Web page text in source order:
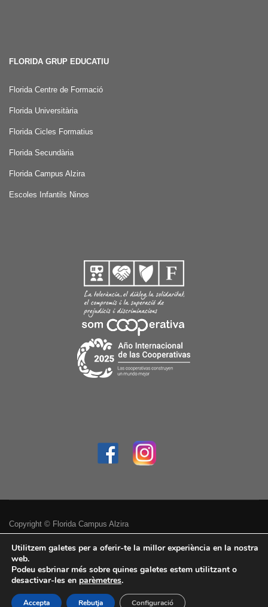
FLORIDA GRUP EDUCATIU
Florida Centre de Formació
Florida Universitària
Florida Cicles Formatius
Florida Secundària
Florida Campus Alzira
Escoles Infantils Ninos
Copyright © Florida Campus Alzira
Política de privacitat
Avís legal
Accessibilitat
Utilitzem galetes per a oferir-te la millor experiència en la nostra
web.
Podeu esbrinar més sobre quines galetes estem utilitzant o
desactivar-les en parèmetres.
Accepta Rebutja Configuració